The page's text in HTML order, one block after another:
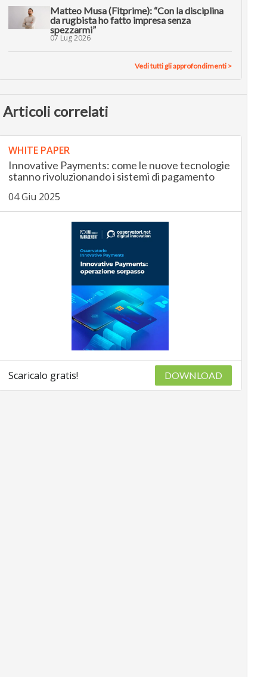
Matteo Musa (Fitprime): “Con la disciplina
da rugbista ho fatto impresa senza
spezzarmi”
07 Lug 2026
Vedi tutti gli approfondimenti >
Articoli correlati
WHITE PAPER
Innovative Payments: come le nuove tecnologie
stanno rivoluzionando i sistemi di pagamento
04 Giu 2025
Scaricalo gratis! DOWNLOAD